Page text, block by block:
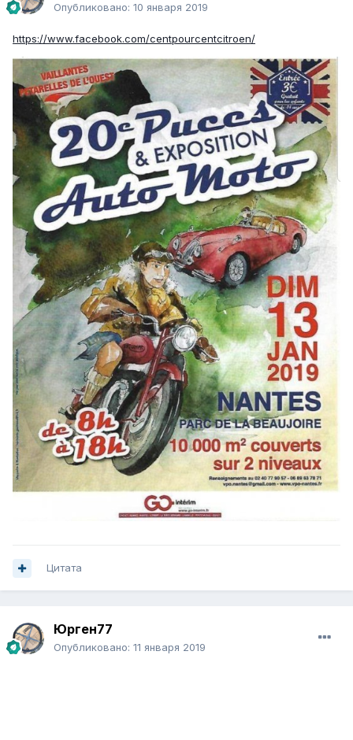
Опубликовано: 10 января 2019
https://www.facebook.com/centpourcentcitroen/
Цитата
Юрген77
Опубликовано: 11 января 2019